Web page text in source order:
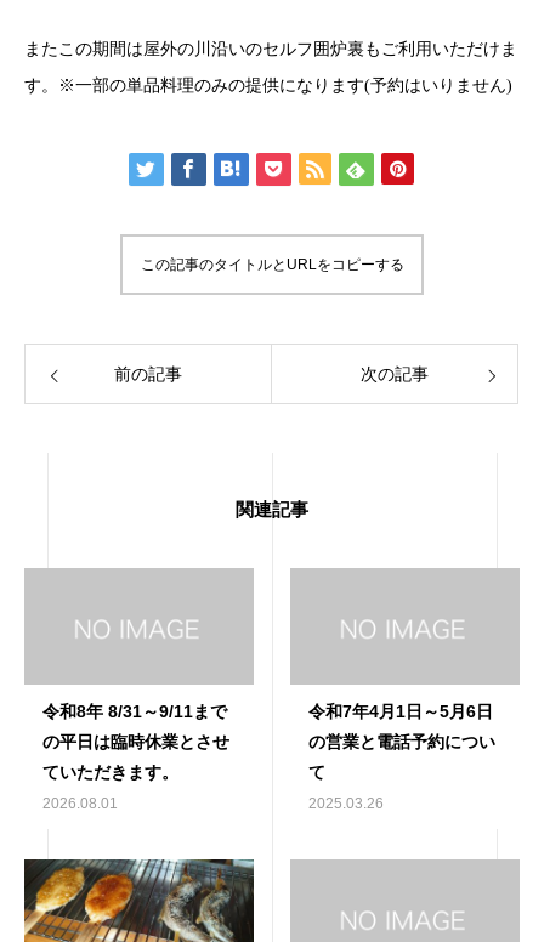
またこの期間は屋外の川沿いのセルフ囲炉裏もご利用いただけま
す。※一部の単品料理のみの提供になります(予約はいりません)
この記事のタイトルとURLをコピーする
前の記事 次の記事
関連記事
令和8年 8/31～9/11まで
の平日は臨時休業とさせ
ていただきます。
2026.08.01
令和7年4月1日～5月6日
の営業と電話予約につい
て
2025.03.26